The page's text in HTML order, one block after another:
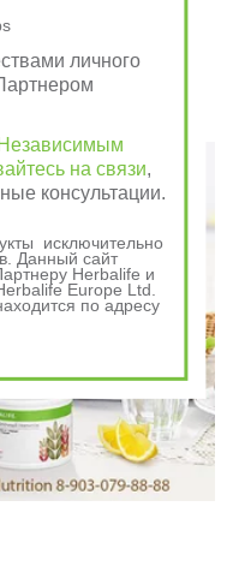
с другом, ужин
личного
на связи,
консультации.
исключительно
Данный сайт
Herbalife и
Europe Ltd.
по адресу